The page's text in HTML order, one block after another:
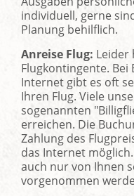
individuell, gerne
Planung behilflich.
Anreise Flug: Leider
Flugkontingente. Bei
Internet gibt es oft
Ihren Flug. Viele
sogenannten
erreichen. Die
Zahlung des
das Internet
auch nur von Ihnen
vorgenommen